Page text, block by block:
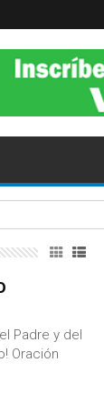
2020.
Padre y del
Oración